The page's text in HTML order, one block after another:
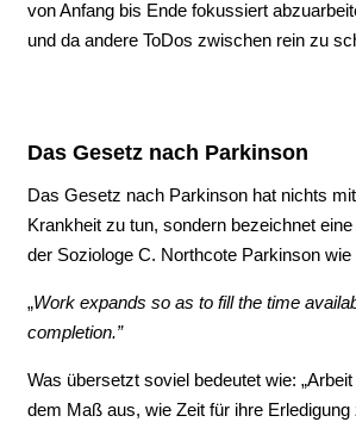
von Anfang bis Ende fokussiert
und da andere ToDos zwischen rein zu
Das Gesetz nach Parkinson
Das Gesetz nach Parkinson hat nichts
Krankheit zu tun, sondern bezeichnet
der Soziologe C. Northcote Parkinson wie
„Work expands so as to fill the time
completion.”
Was übersetzt soviel bedeutet wie:
dem Maß aus, wie Zeit für ihre Erledigung